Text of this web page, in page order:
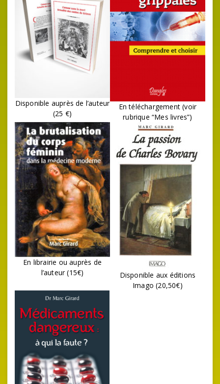
Disponible auprès de l’auteur
(25 €)
En téléchargement (voir
rubrique “Mes livres”)
En librairie ou auprès de
l’auteur (15€)
Disponible aux éditions
Imago (20,50€)